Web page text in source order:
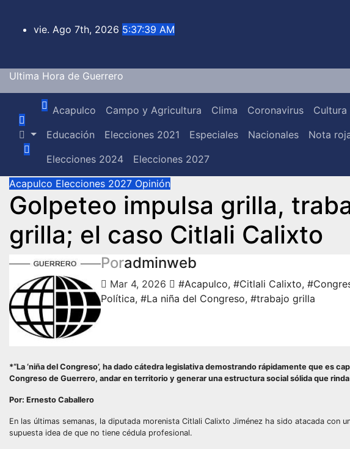
contenido
vie. Ago 7th, 2026 5:37:39 AM
Ultima Hora de Guerrero
Acapulco Campo y Agricultura Clima Coronavirus Cultura
Educación
Elecciones 2021 Especiales Nacionales Nota
Elecciones 2024
Elecciones 2027
Acapulco Elecciones 2027 Opinión
Golpeteo impulsa grilla,
grilla; el caso Citlali Calixto
Poradminweb
Mar 4, 2026 #Acapulco, #Citlali Calixto,
Política, #La niña del Congreso, #trabajo grilla
*“La ‘niña del Congreso’, ha dado cátedra legislativa demostrando rápidamente que es
Congreso de Guerrero, andar en territorio y generar una estructura social sólida que
Por: Ernesto Caballero
En las últimas semanas, la diputada morenista Citlali Calixto Jiménez ha sido atacada
supuesta idea de que no tiene cédula profesional.